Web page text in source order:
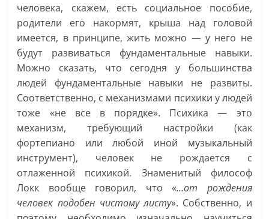
человека, скажем, есть социальное пособие,
родители его накормят, крыша над головой
имеется, в принципе, жить можно — у него не
будут развиваться фундаментальные навыки.
Можно сказать, что сегодня у большинства
людей фундаментальные навыки не развиты.
Соответственно, с механизмами психики у людей
тоже «не все в порядке». Психика — это
механизм, требующий настройки (как
фортепиано или любой иной музыкальный
инструмент), человек не рождается с
отлаженной психикой. Знаменитый философ
Локк вообще говорил, что «…от рождения
человек подобен чистому листу». Собственно, и